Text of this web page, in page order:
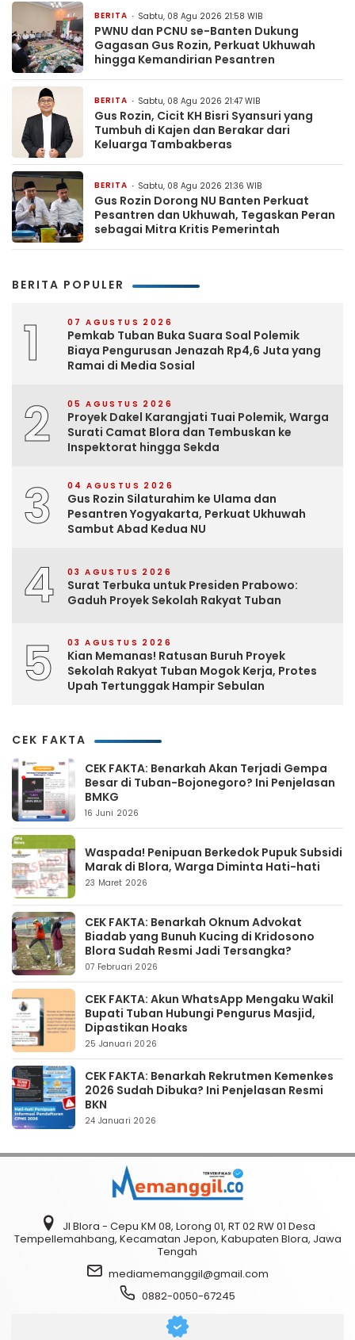
BERITA Sabtu, 08 Agu 2026 21:58 WIB
PWNU dan PCNU se-Banten Dukung
Gagasan Gus Rozin, Perkuat Ukhuwah
hingga Kemandirian Pesantren
BERITA Sabtu, 08 Agu 2026 21:47 WIB
Gus Rozin, Cicit KH Bisri Syansuri yang
Tumbuh di Kajen dan Berakar dari
Keluarga Tambakberas
BERITA Sabtu, 08 Agu 2026 21:36 WIB
Gus Rozin Dorong NU Banten Perkuat
Pesantren dan Ukhuwah, Tegaskan Peran
sebagai Mitra Kritis Pemerintah
BERITA POPULER
1 07 AGUSTUS 2026
Pemkab Tuban Buka Suara Soal Polemik
Biaya Pengurusan Jenazah Rp4,6 Juta yang
Ramai di Media Sosial
2 05 AGUSTUS 2026
Proyek Dakel Karangjati Tuai Polemik, Warga
Surati Camat Blora dan Tembuskan ke
Inspektorat hingga Sekda
3 04 AGUSTUS 2026
Gus Rozin Silaturahim ke Ulama dan
Pesantren Yogyakarta, Perkuat Ukhuwah
Sambut Abad Kedua NU
4 03 AGUSTUS 2026
Surat Terbuka untuk Presiden Prabowo:
Gaduh Proyek Sekolah Rakyat Tuban
5 03 AGUSTUS 2026
Kian Memanas! Ratusan Buruh Proyek
Sekolah Rakyat Tuban Mogok Kerja, Protes
Upah Tertunggak Hampir Sebulan
CEK FAKTA
CEK FAKTA: Benarkah Akan Terjadi Gempa
Besar di Tuban-Bojonegoro? Ini Penjelasan
BMKG
16 Juni 2026
Waspada! Penipuan Berkedok Pupuk Subsidi
Marak di Blora, Warga Diminta Hati-hati
23 Maret 2026
CEK FAKTA: Benarkah Oknum Advokat
Biadab yang Bunuh Kucing di Kridosono
Blora Sudah Resmi Jadi Tersangka?
07 Februari 2026
CEK FAKTA: Akun WhatsApp Mengaku Wakil
Bupati Tuban Hubungi Pengurus Masjid,
Dipastikan Hoaks
25 Januari 2026
CEK FAKTA: Benarkah Rekrutmen Kemenkes
2026 Sudah Dibuka? Ini Penjelasan Resmi
BKN
24 Januari 2026
Jl Blora - Cepu KM 08, Lorong 01, RT 02 RW 01 Desa
Tempellemahbang, Kecamatan Jepon, Kabupaten Blora, Jawa
Tengah
mediamemanggil@gmail.com
0882-0050-67245